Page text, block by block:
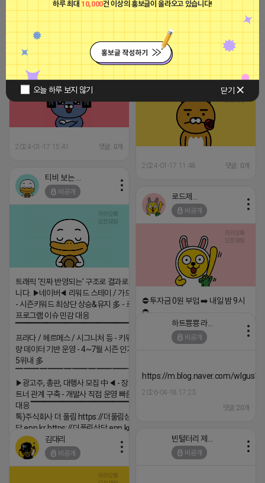
하루 최대 10,000건 이상의 홍보글이 올라오고 있습니다!
오늘 하루 보지 않기 닫기
용 KT아이피서비스!!
비공개
2024-01-17 15:41 댓글: 0개
영
2024-01-17 11:48 댓글: 0개
비공개
트래픽 ‘진짜 반영되는’ 구조로 결과로 보여드립
니다. ▶네이버◀ 리워드 스테이 / 가드 / 자몽 등
- 시즌키워드 최상단 상승&유지 多 - 로직변화,
프로그램 이슈 민감 대응
▔▔▔▔▔▔▔▔▔▔▔▔▔▔▔▔▔▔ ▶쿠팡◀
프라다 / 헤르메스 / 시그니처 등 - 키워드 검색
량 데이터 기반 운영 - 4~7월 시즌 인기 키워드
5위내 多
▔▔▔▔▔▔▔▔▔▔▔▔▔▔▔▔▔▔
▶광고주, 총판, 대행사 모집 中◀ - 장기 협업 파
트너 관계 구축 - 개발사 직접 운영 빠른 피드백
대응 ▔▔▔▔▔▔▔▔▔▔▔▔▔▔▔▔▔▔ (카
톡)주식회사 더 풀림 https://더풀림상
담.enn.kr https://더풀림상담.enn.kr
2026-04-18 17:26
비공개
⛔️ 투자금 0원 부업 ➡️ 내일 밤 9시
⛔️
2026-04-18 17:23
하트뿅뿅 라이언
비공개
https://m.blog.naver.com/
2026-04-18 17:23
댓글:20개
비공개
김대리
비공개